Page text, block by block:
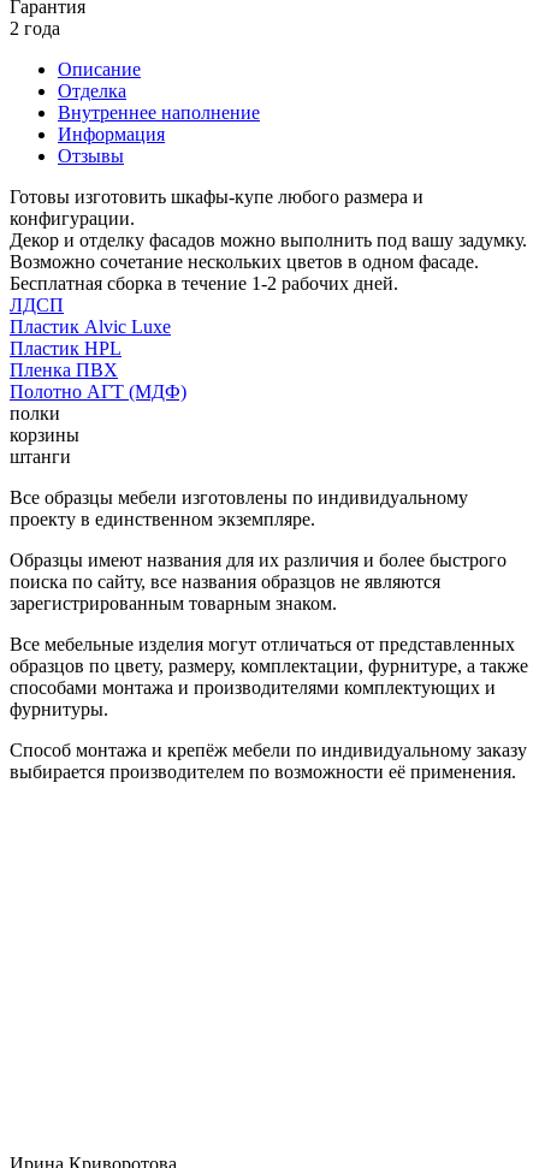
Гарантия
2 года
Описание
Отделка
Внутреннее наполнение
Информация
Отзывы
Готовы изготовить шкафы-купе любого размера и
конфигурации.
Декор и отделку фасадов можно выполнить под вашу задумку.
Возможно сочетание нескольких цветов в одном фасаде.
Бесплатная сборка в течение 1-2 рабочих дней.
ЛДСП
Пластик Alvic Luxe
Пластик HPL
Пленка ПВХ
Полотно АГТ (МДФ)
полки
корзины
штанги
Все образцы мебели изготовлены по индивидуальному
проекту в единственном экземпляре.
Образцы имеют названия для их различия и более быстрого
поиска по сайту, все названия образцов не являются
зарегистрированным товарным знаком.
Все мебельные изделия могут отличаться от представленных
образцов по цвету, размеру, комплектации, фурнитуре, а также
способами монтажа и производителями комплектующих и
фурнитуры.
Способ монтажа и крепёж мебели по индивидуальному заказу
выбирается производителем по возможности её применения.
Ирина Криворотова